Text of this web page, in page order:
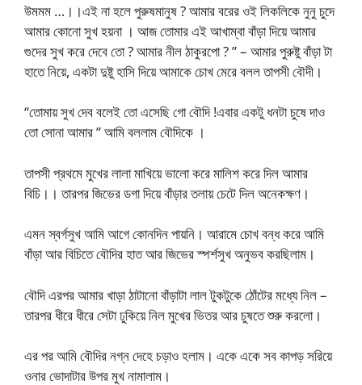
উমমম …।।এই না হলে পুরুষমানুষ ? আমার বরের ওই লিকলিকে নুনু চুদে
আমার কোনো সুখ হয়না । আজ তোমার এই আখাম্বা বাঁড়া দিয়ে আমার
গুদের সুখ করে দেবে তো ? আমার নীল ঠাকুরপো ? ” – আমার পুরুষ্টু বাঁড়া টা
হাতে নিয়ে, একটা দুষ্টু হাসি দিয়ে আমাকে চোখ মেরে বলল তাপসী বৌদী।
“তোমায় সুখ দেব বলেই তো এসেছি গো বৌদি !এবার একটু ধনটা চুষে দাও
তো সোনা আমার ” আমি বললাম বৌদিকে ।
তাপসী প্রথমে মুখের লালা মাখিয়ে ভালো করে মালিশ করে দিল আমার
বিচি।। তারপর জিভের ডগা দিয়ে বাঁড়ার তলায় চেটে দিল অনেকক্ষণ।
এমন স্বর্গসুখ আমি আগে কোনদিন পায়নি। আরামে চোখ বন্ধ করে আমি
বাঁড়া আর বিচিতে বৌদির হাত আর জিভের স্পর্শসুখ অনুভব করছিলাম।
বৌদি এরপর আমার খাড়া ঠাটানো বাঁড়াটা লাল টুকটুকে ঠোঁটের মধ্যে নিল –
তারপর ধীরে ধীরে সেটা ঢুকিয়ে নিল মুখের ভিতর আর চুষতে শুরু করলো।
এর পর আমি বৌদির নগ্ন দেহে চড়াও হলাম। একে একে সব কাপড় সরিয়ে
ওনার ভোদাটার উপর মুখ নামালাম।